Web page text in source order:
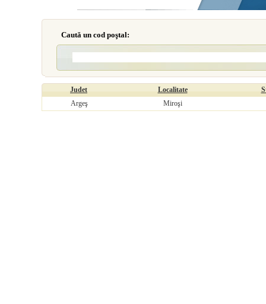
Caută un cod poştal:
Judet Localitate
Argeş
Miroşi